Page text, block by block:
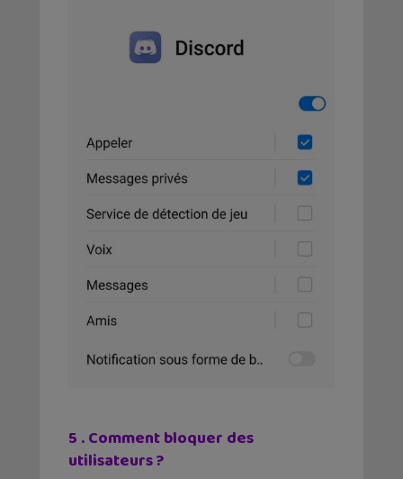
5 . Comment bloquer des
utilisateurs ?